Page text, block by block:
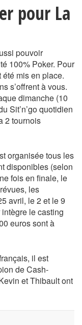
pour La
pouvoir
100% Poker. Pour
mis en place.
s’offrent à vous.
dimanche (10
Sit’n’go quotidien
2 tournois
organisée tous les
disponibles (selon
fois en finale, le
les
avril, le 2 et le 9
le casting
euros sont à
il est
de Cash-
et Thibault ont